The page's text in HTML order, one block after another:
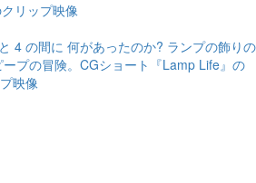
リップ映像
4 の間に 何があったのか? ランプの飾りの
プの冒険。CGショート『Lamp Life』の
映像